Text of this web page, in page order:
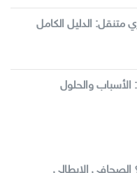
الدليل الكامل
الأسباب والحلول